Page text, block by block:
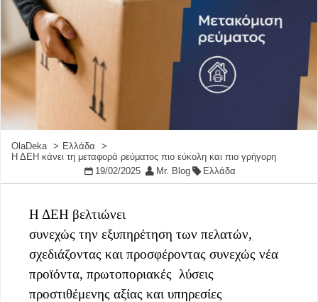
OlaDeka
Ελλάδα
Η ΔΕΗ κάνει τη μεταφορά ρεύματος πιο εύκολη και πιο γρήγορη
19/02/2025
Mr. Blog Ελλάδα
Η ΔΕΗ βελτιώνει
συνεχώς την εξυπηρέτηση των πελατών,
σχεδιάζοντας και προσφέροντας συνεχώς νέα
προϊόντα, πρωτοποριακές λύσεις
προστιθέμενης αξίας και υπηρεσίες